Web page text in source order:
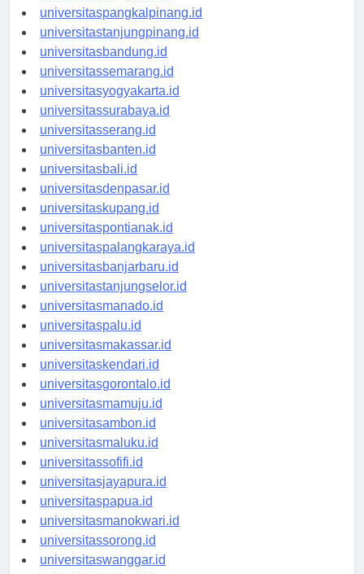
universitasbengkulu.id
universitaspangkalpinang.id
universitastanjungpinang.id
universitasbandung.id
universitassemarang.id
universitasyogyakarta.id
universitassurabaya.id
universitasserang.id
universitasbanten.id
universitasbali.id
universitasdenpasar.id
universitaskupang.id
universitaspontianak.id
universitaspalangkaraya.id
universitasbanjarbaru.id
universitastanjungselor.id
universitasmanado.id
universitaspalu.id
universitasmakassar.id
universitaskendari.id
universitasgorontalo.id
universitasmamuju.id
universitasambon.id
universitasmaluku.id
universitassofifi.id
universitasjayapura.id
universitaspapua.id
universitasmanokwari.id
universitassorong.id